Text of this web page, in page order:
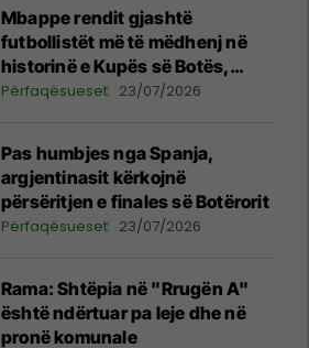
Mbappe rendit gjashtë
futbollistët më të mëdhenj në
historinë e Kupës së Botës,
Messi mbetet i dyti
Përfaqësueset 23/07/2026
Pas humbjes nga Spanja,
argjentinasit kërkojnë
përsëritjen e finales së Botërorit
Përfaqësueset 23/07/2026
Rama: Shtëpia në "Rrugën A"
është ndërtuar pa leje dhe në
pronë komunale